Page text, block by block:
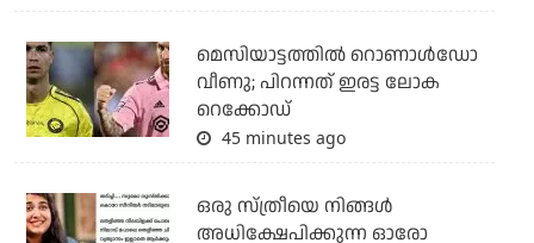
മെസിയാട്ടത്തില്‍ റൊണാള്‍ഡോ
വീണു; പിറന്നത് ഇരട്ട ലോക
റെക്കോഡ്
45 minutes ago
ഒരു സ്ത്രീയെ നിങ്ങള്‍
അധിക്ഷേപിക്കുന്ന ഓരോ